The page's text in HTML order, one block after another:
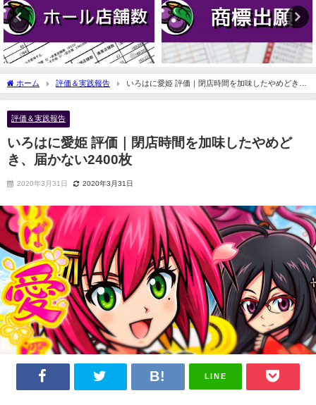
ホーム 評価＆実践報告
いろはに愛姫 評価｜閉店時間を加味したやめどき、
届かない2400枚
評価＆実践報告
いろはに愛姫 評価｜閉店時間を加味したやめど
き、届かない2400枚
2020年3月31日 2020年3月31日
LINE